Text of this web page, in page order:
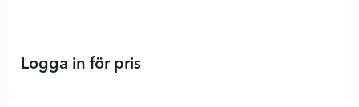
Logga in för prisTN625XXLBK - Hög kapacitet -